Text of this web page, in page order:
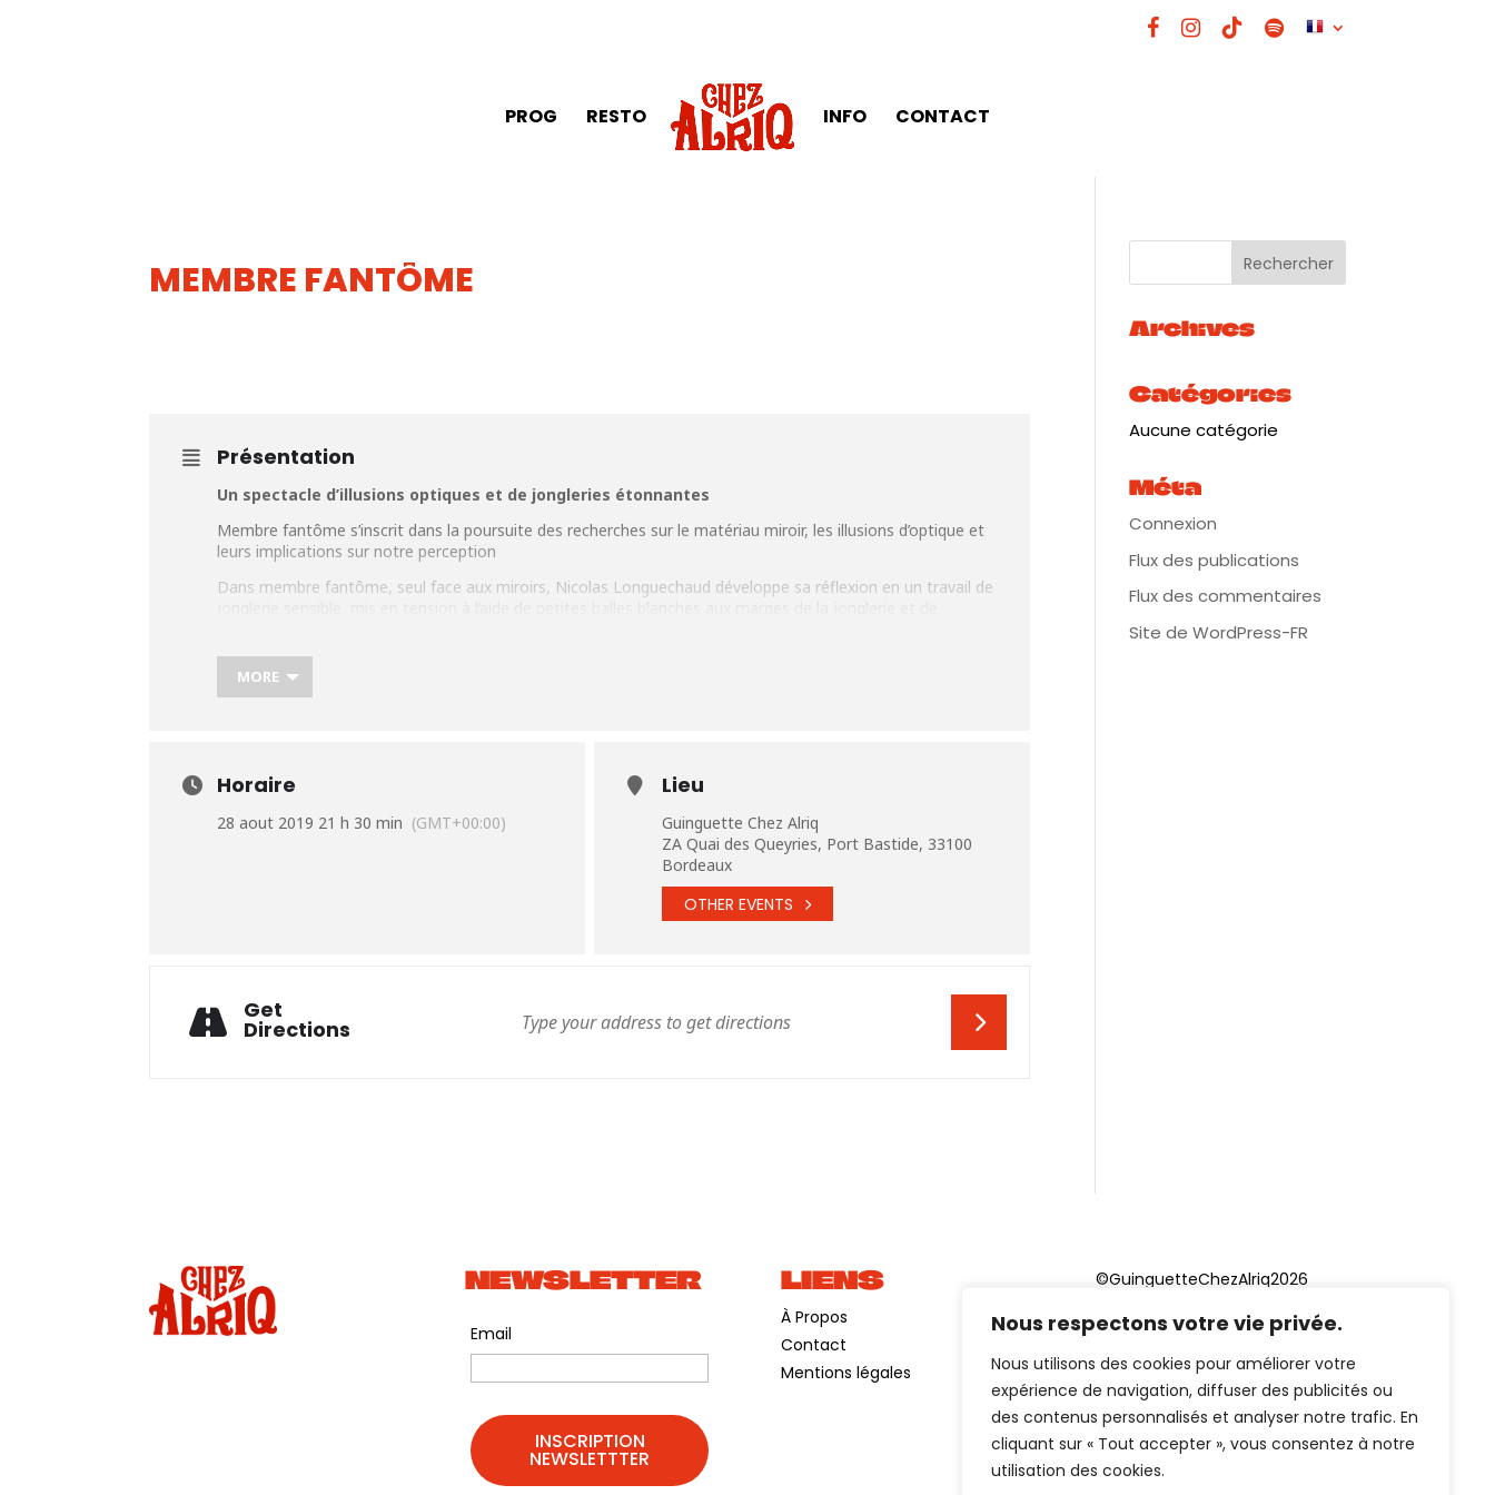
Nous respectons votre vie privée.
Nous utilisons des cookies pour améliorer votre
expérience de navigation, diffuser des publicités ou
des contenus personnalisés et analyser notre trafic. En
cliquant sur « Tout accepter », vous consentez à notre
utilisation des cookies.
PROG RESTO INFO CONTACT
MEMBRE FANTÔME
Présentation
Un spectacle d’illusions optiques et de jongleries étonnantes
Membre fantôme s’inscrit dans la poursuite des recherches sur le matériau miroir, les illusions d’optique et
leurs implications sur notre perception
Dans membre fantôme, seul face aux miroirs, Nicolas Longuechaud développe sa réflexion en un travail de
Membre fantôme est imaginé comme un outil d’observation du sensible et de notre perception à
MORE
Horaire
28 aout 2019 21 h 30 min (GMT+00:00)
Lieu
Guinguette Chez Alriq
ZA Quai des Queyries, Port Bastide, 33100
Bordeaux
OTHER EVENTS
Get
Directions
Archives
Catégories
Aucune catégorie
Méta
Connexion
Flux des publications
Flux des commentaires
Site de WordPress-FR
NEWSLETTER
Email
LIENS
À Propos
Contact
Mentions légales
©GuinguetteChezAlriq2026
Création site internet YOSOY